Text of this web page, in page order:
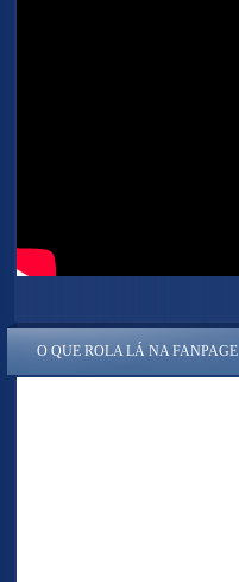
O QUE ROLA LÁ NA FANPAGE